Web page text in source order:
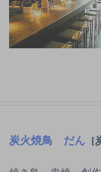
炭火焼鳥 だん [